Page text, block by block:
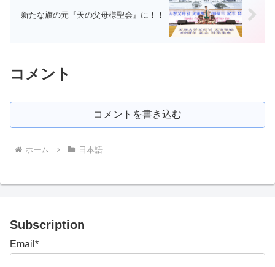
新たな旗の元『天の父母様聖会』に！！
コメント
コメントを書き込む
ホーム 日本語
Subscription
Email*